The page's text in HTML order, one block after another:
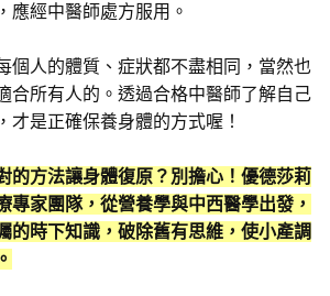
應經中醫師處方服用。
個人的體質、症狀都不盡相同，當然也
合所有人的。透過合格中醫師了解自己
才是正確保養身體的方式喔！
的方法讓身體復原？別擔心！優德莎莉
專家團隊，從營養學與中西醫學出發，
的時下知識，破除舊有思維，使小產調